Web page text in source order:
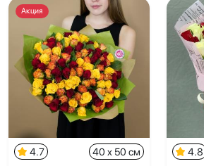
Акция
4.7 40 x 50 см 4.8